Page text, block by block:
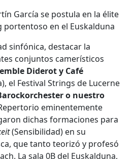
sinfónica, destacar la
conjuntos camerísticos
Diderot y Café
el Festival Strings de Lucerne
o nuestro
eminentemente
dichas formaciones para
(Sensibilidad) en su
que tanto teorizó y profesó
La sala 0B del Euskalduna,